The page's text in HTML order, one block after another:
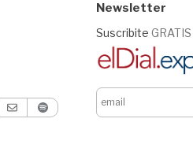
Newsletter
Suscribite GRATIS